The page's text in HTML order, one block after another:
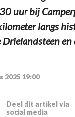
uur bij
langs
2025 19:00
Deel dit artikel via
social media